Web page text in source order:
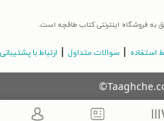
فروشگاه اینترنتی کتاب طاقچه است.
استفاده | سوالات متداول | ارتباط با پشتیبانی